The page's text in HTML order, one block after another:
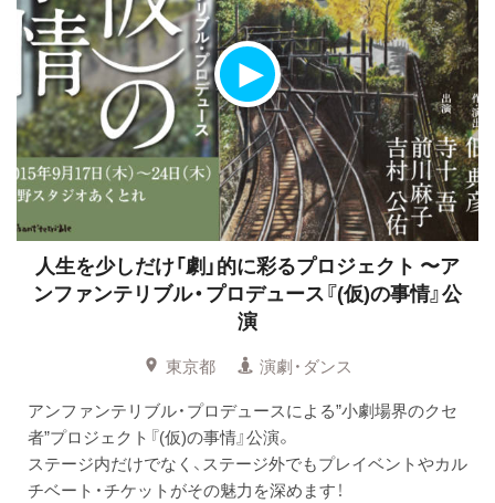
人生を少しだけ「劇」的に彩るプロジェクト 〜ア
ンファンテリブル・プロデュース『(仮)の事情』公
演
東京都
演劇・ダンス
アンファンテリブル・プロデュースによる”小劇場界のクセ
者”プロジェクト『(仮)の事情』公演。
ステージ内だけでなく、ステージ外でもプレイベントやカル
チベート・チケットがその魅力を深めます！